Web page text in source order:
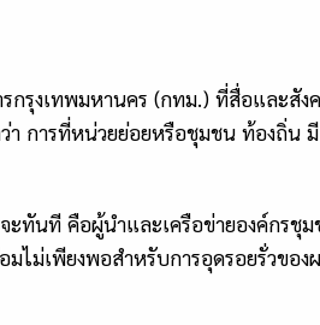
กรุงเทพมหานคร (กทม.) ที่สื่อและสัง
ว่า การที่หน่วยย่อยหรือชุมชน ท้องถิ่น มี
ะทันที คือผู้นำและเครือข่ายองค์กรชุ
มไม่เพียงพอสำหรับการอุดรอยรั่วของ